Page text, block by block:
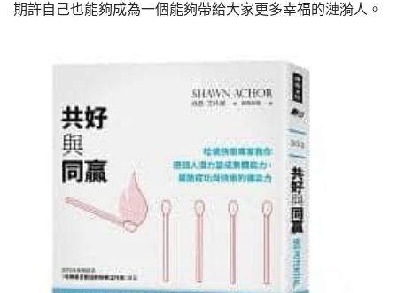
期許自己也能夠成為一個能夠帶給大家更多幸福的漣漪人。